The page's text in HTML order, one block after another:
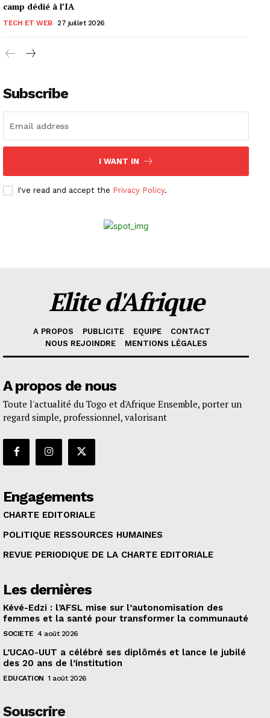
camp dédié à l’IA
TECH ET WEB 27 juillet 2026
Subscribe
I WANT IN
I've read and accept the Privacy Policy.
Elite d'Afrique
A PROPOS PUBLICITE EQUIPE
CONTACT
NOUS REJOINDRE
MENTIONS LÉGALES
A propos de nous
Toute l'actualité du Togo et d'Afrique Ensemble, porter un
regard simple, professionnel, valorisant
Engagements
CHARTE EDITORIALE
POLITIQUE RESSOURCES HUMAINES
REVUE PERIODIQUE DE LA CHARTE EDITORIALE
Les dernières
Kévé-Edzi : l’AFSL mise sur l’autonomisation des
femmes et la santé pour transformer la communauté
SOCIETE 4 août 2026
L’UCAO-UUT a célébré ses diplômés et lance le jubilé
des 20 ans de l’institution
EDUCATION 1 août 2026
Souscrire